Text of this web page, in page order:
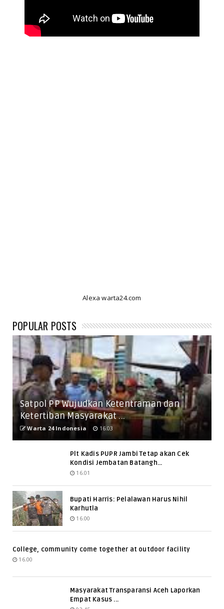
Alexa warta24.com
POPULAR POSTS
Satpol PP Wujudkan Ketentraman dan
Ketertiban Masyarakat ...
Warta 24 Indonesia 16.03
Plt Kadis PUPR Jambi Tetap akan Cek
Kondisi Jembatan Batangh...
16.01
Bupati Harris: Pelalawan Harus Nihil
Karhutla
16.00
College, community come together at outdoor facility
16.00
Masyarakat Transparansi Aceh Laporkan
Empat Kasus ...